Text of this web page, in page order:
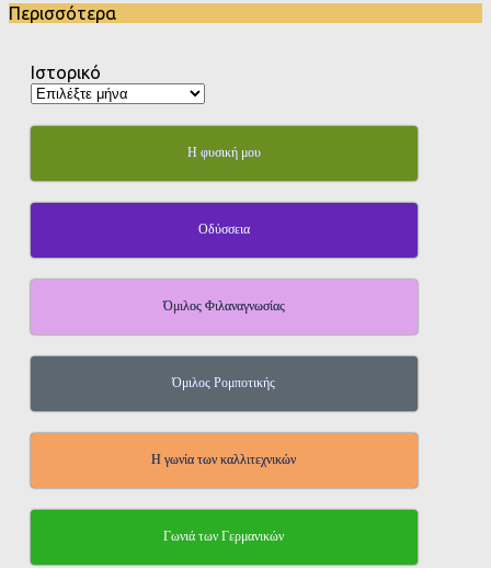
Περισσότερα
Ιστορικό
Η φυσική μου
Οδύσσεια
Όμιλος Φιλαναγνωσίας
Όμιλος Ρομποτικής
Η γωνία των καλλιτεχνικών
Γωνιά των Γερμανικών